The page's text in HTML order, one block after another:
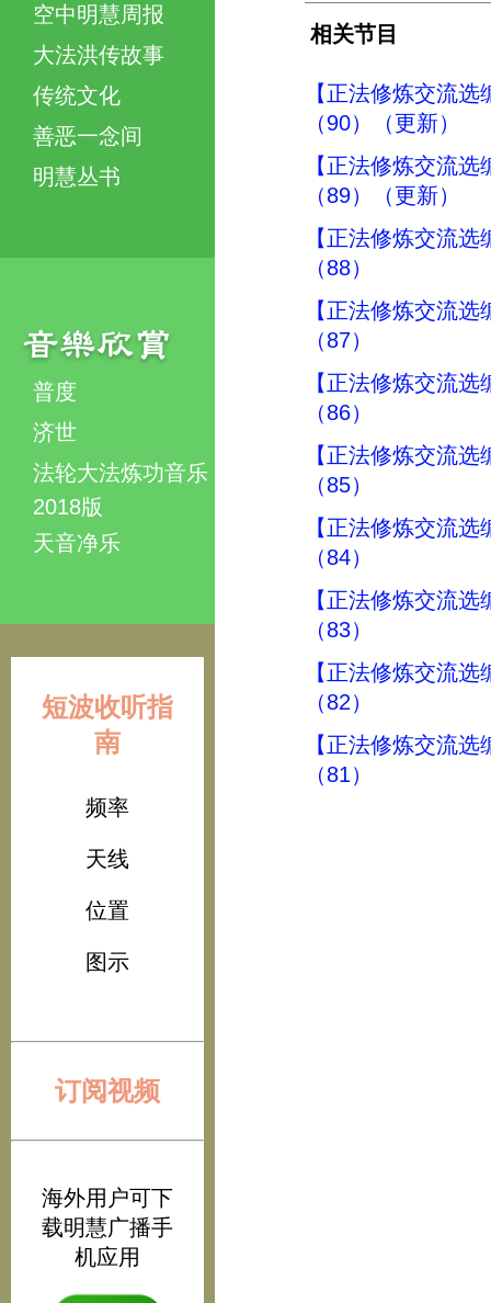
空中明慧周报
大法洪传故事
传统文化
善恶一念间
明慧丛书
普度
济世
法轮大法炼功音乐
2018版
天音净乐
短波收听指
南
频率
天线
位置
图示
订阅视频
海外用户可下
载明慧广播手
机应用
相关节目
【正法修炼交流
（90）（更新）
【正法修炼交流
（89）（更新）
【正法修炼交流
（88）
【正法修炼交流
（87）
【正法修炼交流
（86）
【正法修炼交流
（85）
【正法修炼交流
（84）
【正法修炼交流
（83）
【正法修炼交流
（82）
【正法修炼交流
（81）